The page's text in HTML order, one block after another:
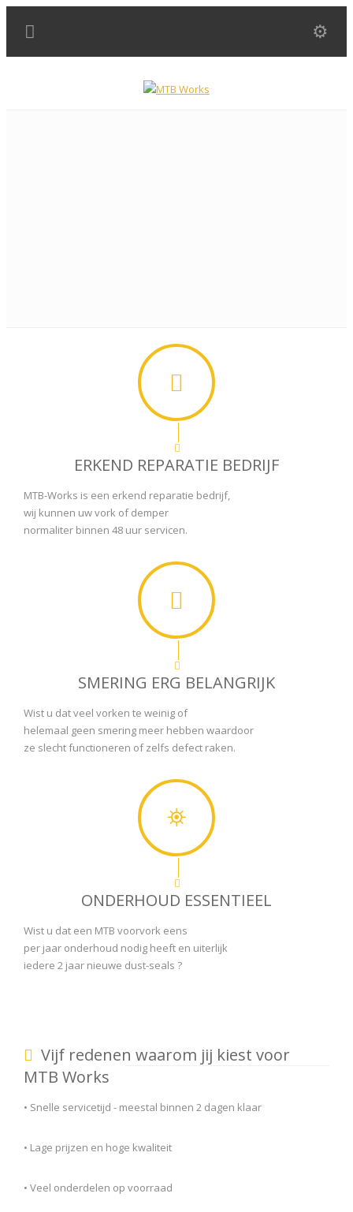
ERKEND REPARATIE BEDRIJF
MTB-Works is een erkend reparatie bedrijf,
wij kunnen uw vork of demper
normaliter binnen 48 uur servicen.
SMERING ERG BELANGRIJK
Wist u dat veel vorken te weinig of
helemaal geen smering meer hebben waardoor
ze slecht functioneren of zelfs defect raken.
ONDERHOUD ESSENTIEEL
Wist u dat een MTB voorvork eens
per jaar onderhoud nodig heeft en uiterlijk
iedere 2 jaar nieuwe dust-seals ?
Vijf redenen waarom jij kiest voor
MTB Works
• Snelle servicetijd - meestal binnen 2 dagen klaar
• Lage prijzen en hoge kwaliteit
• Veel onderdelen op voorraad